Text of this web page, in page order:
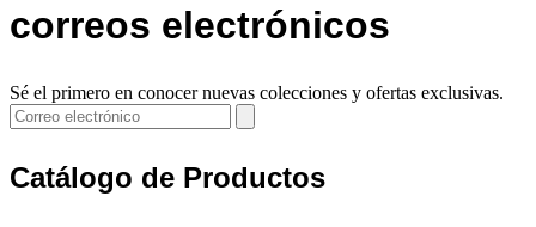
correos electrónicos
Sé el primero en conocer nuevas colecciones y ofertas exclusivas.
Catálogo de Productos